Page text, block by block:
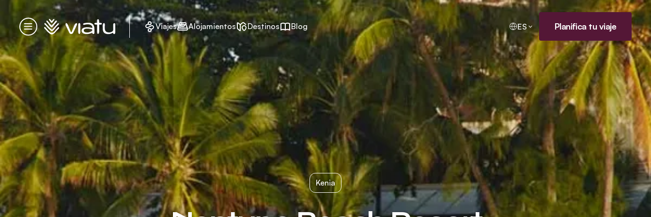
Menú
Página de inicio Viajes Alojamientos Destinos Blog ES Planifica tu viaje
Kenia